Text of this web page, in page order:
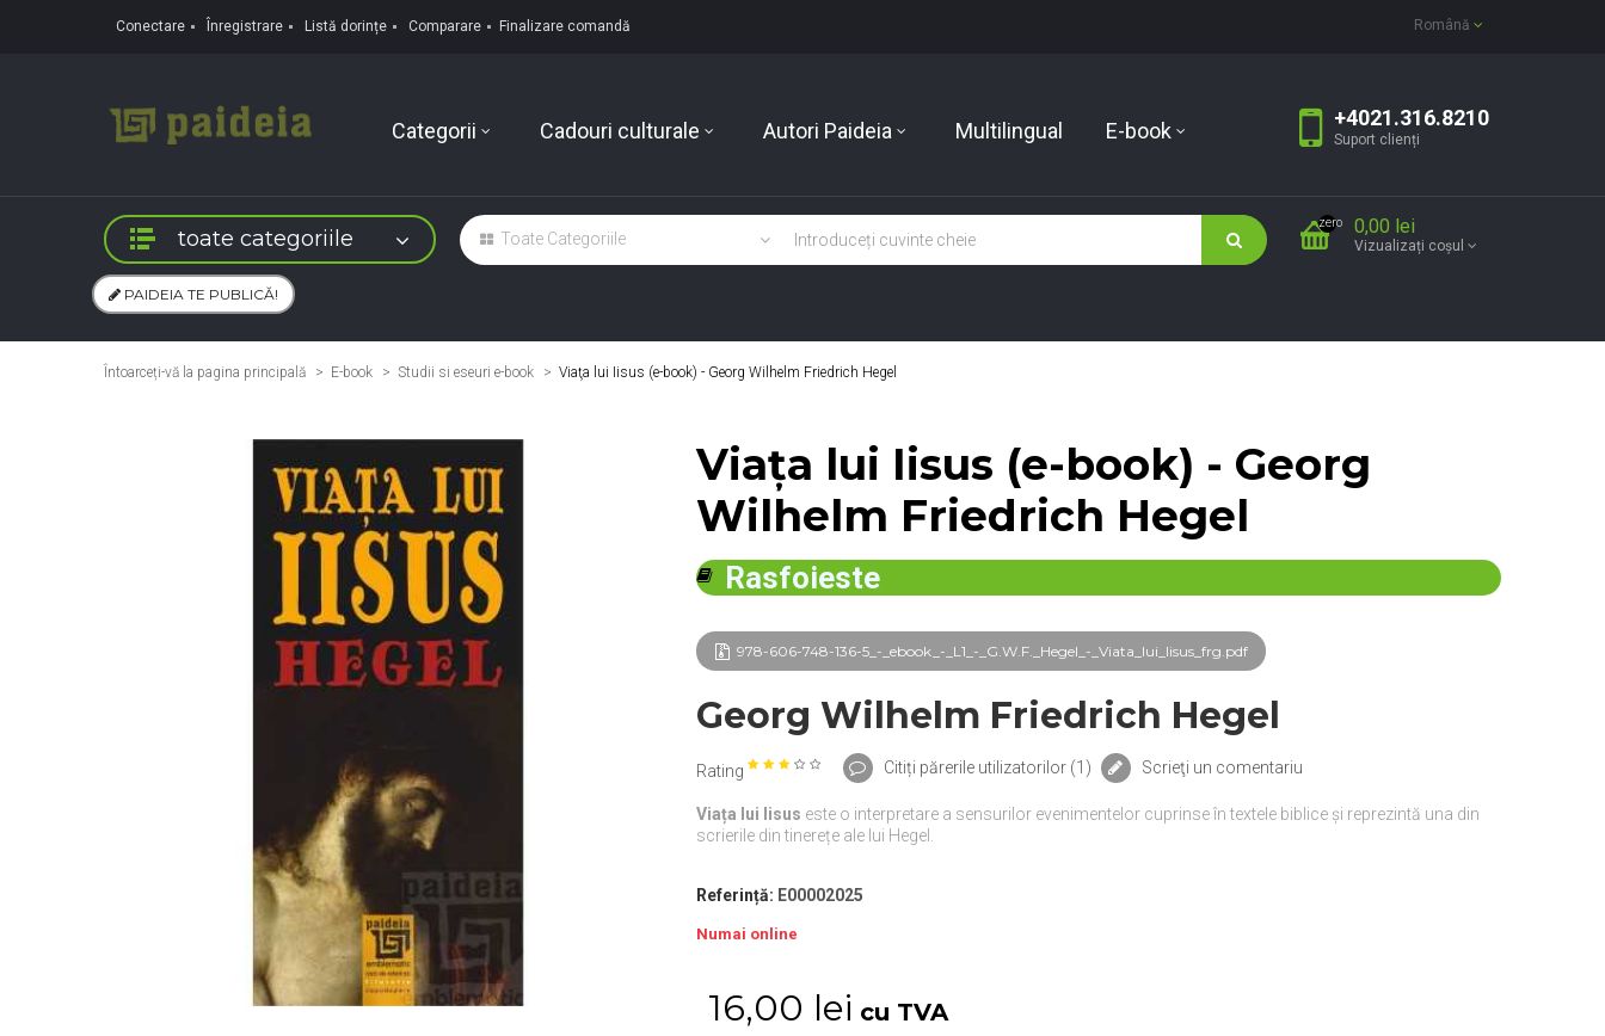
Conectare Înregistrare Listă dorințe Comparare Finalizare comandă Română
Categorii Cadouri culturale Autori Paideia Multilingual E-book
+4021.316.8210
Suport clienți
toate categoriile
zero 0,00 lei
Vizualizați coșul
PAIDEIA TE PUBLICĂ!
Întoarceți-vă la pagina principală E-book > Studii si eseuri e-book > Viaţa lui Iisus (e-book) - Georg Wilhelm Friedrich Hegel
Mărește
Viaţa lui Iisus (e-book) - Georg
Wilhelm Friedrich Hegel
Rasfoieste
978-606-748-136-5_-_ebook_-_L1_-_G.W.F._Hegel_-_Viata_lui_Iisus_frg.pdf
Georg Wilhelm Friedrich Hegel
Rating Citiți părerile utilizatorilor (1 ) Scrieţi un comentariu
Viața lui Iisus este o interpretare a sensurilor evenimentelor cuprinse în textele biblice și reprezintă una din
scrierile din tinerețe ale lui Hegel.
Referință: E00002025
Numai online
16,00 lei cu TVA